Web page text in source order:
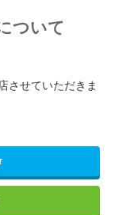
ついて
させていただきま